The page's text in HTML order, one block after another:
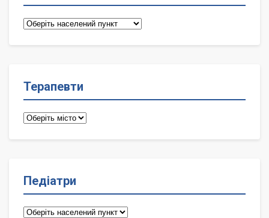
Сімейні
Терапевти
Терапевти
Педіатри
Педіатри